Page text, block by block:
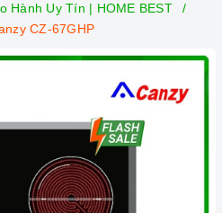
Hành Uy Tín | HOME BEST
CZ-67GHP